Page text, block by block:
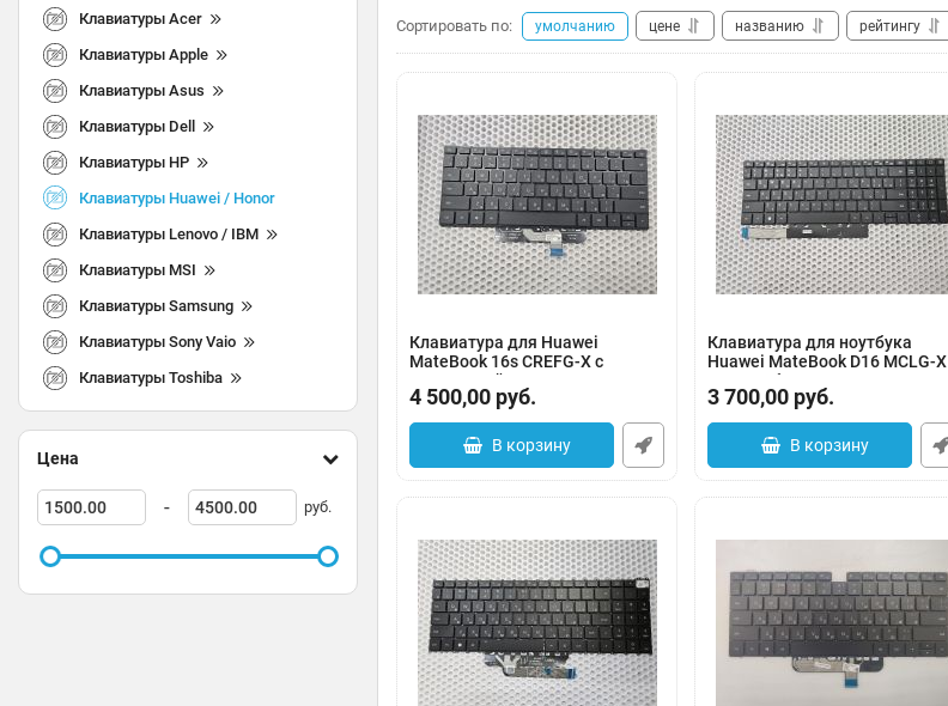
Клавиатуры Acer
Клавиатуры Apple
Клавиатуры Asus
Клавиатуры Dell
Клавиатуры HP
Клавиатуры Huawei / Honor
Клавиатуры Lenovo / IBM
Клавиатуры MSI
Клавиатуры Samsung
Клавиатуры Sony Vaio
Клавиатуры Toshiba
Цена
- руб.
Сортировать по: умолчанию цене названию рейтингу
Клавиатура для Huawei
MateBook 16s CREFG-X с
подсветкой
Артикул: 0183-000008
4 500,00 руб.
В корзину
Клавиатура для ноутбука
Huawei MateBook D16 MCLG-X
черная, без подсветки
Артикул: 0183-000007
3 700,00 руб.
В корзину